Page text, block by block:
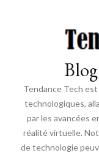
Tendance Tech
technologiques,
par les avancées
réalité virtuelle.
de technologie